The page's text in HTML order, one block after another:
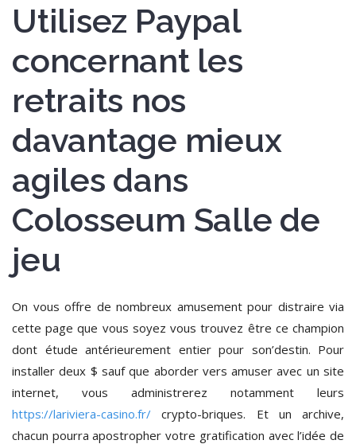
Utilisez Paypal
concernant les
retraits nos
davantage mieux
agiles dans
Colosseum Salle de
jeu
On vous offre de nombreux amusement pour distraire via
cette page que vous soyez vous trouvez être ce champion
dont étude antérieurement entier pour son’destin. Pour
installer deux $ sauf que aborder vers amuser avec un site
internet, vous administrerez notamment leurs
https://lariviera-casino.fr/ crypto-briques. Et un archive,
chacun pourra apostropher votre gratification avec l’idée de